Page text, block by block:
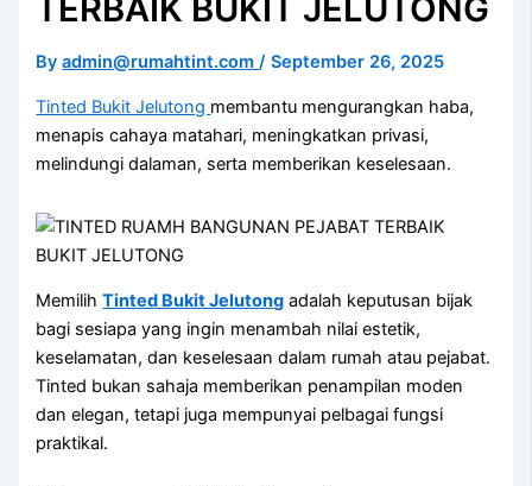
TERBAIK BUKIT JELUTONG
Byadmin@rumahtint.com/September 26, 2025
Tinted Bukit Jelutong membantu mengurangkan haba,
menapis cahaya matahari, meningkatkan privasi,
melindungi dalaman, serta memberikan keselesaan.
MemilihTinted Bukit Jelutong adalah keputusan bijak
bagi sesiapa yang ingin menambah nilai estetik,
keselamatan, dan keselesaan dalam rumah atau pejabat.
Tinted bukan sahaja memberikan penampilan moden
dan elegan, tetapi juga mempunyai pelbagai fungsi
praktikal.